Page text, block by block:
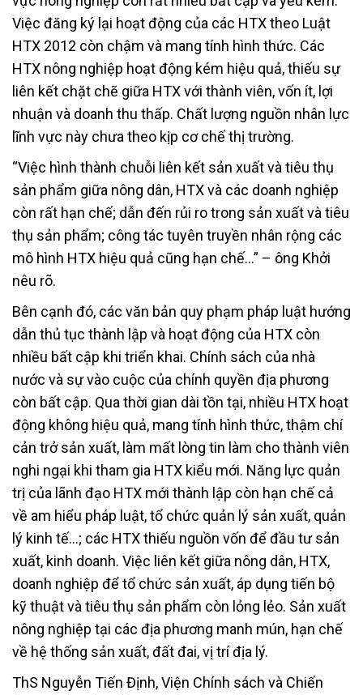
Việc đăng ký lại hoạt động của các HTX theo Luật
HTX 2012 còn chậm và mang tính hình thức. Các
HTX nông nghiệp hoạt động kém hiệu quả, thiếu sự
liên kết chặt chẽ giữa HTX với thành viên, vốn ít, lợi
nhuận và doanh thu thấp. Chất lượng nguồn nhân lực
lĩnh vực này chưa theo kịp cơ chế thị trường.
“Việc hình thành chuỗi liên kết sản xuất và tiêu thụ
sản phẩm giữa nông dân, HTX và các doanh nghiệp
còn rất hạn chế; dẫn đến rủi ro trong sản xuất và tiêu
thụ sản phẩm; công tác tuyên truyền nhân rộng các
mô hình HTX hiệu quả cũng hạn chế…” – ông Khởi
nêu rõ.
Bên cạnh đó, các văn bản quy phạm pháp luật hướng
dẫn thủ tục thành lập và hoạt động của HTX còn
nhiều bất cập khi triển khai. Chính sách của nhà
nước và sự vào cuộc của chính quyền địa phương
còn bất cập. Qua thời gian dài tồn tại, nhiều HTX hoạt
động không hiệu quả, mang tính hình thức, thậm chí
cản trở sản xuất, làm mất lòng tin làm cho thành viên
nghi ngại khi tham gia HTX kiểu mới. Năng lực quản
trị của lãnh đạo HTX mới thành lập còn hạn chế cả
về am hiểu pháp luật, tổ chức quản lý sản xuất, quản
lý kinh tế…; các HTX thiếu nguồn vốn để đầu tư sản
xuất, kinh doanh. Việc liên kết giữa nông dân, HTX,
doanh nghiệp để tổ chức sản xuất, áp dụng tiến bộ
kỹ thuật và tiêu thụ sản phẩm còn lỏng lẻo. Sản xuất
nông nghiệp tại các địa phương manh mún, hạn chế
về hệ thống sản xuất, đất đai, vị trí địa lý.
ThS Nguyễn Tiến Định, Viện Chính sách và Chiến